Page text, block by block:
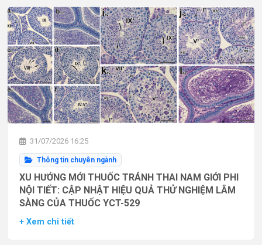
31/07/2026 16:25
Thông tin chuyên ngành
XU HƯỚNG MỚI THUỐC TRÁNH THAI NAM GIỚI PHI
NỘI TIẾT: CẬP NHẬT HIỆU QUẢ THỬ NGHIỆM LÂM
SÀNG CỦA THUỐC YCT-529
+ Xem chi tiết